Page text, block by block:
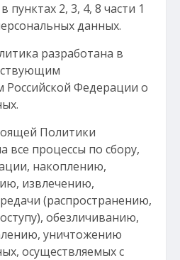
пунктах 2, 3, 4, 8 части 1
данных.
разработана в
Российской Федерации о
Политики
все процессы по сбору,
накоплению,
извлечению,
(распространению,
обезличиванию,
уничтожению
осуществляемых с